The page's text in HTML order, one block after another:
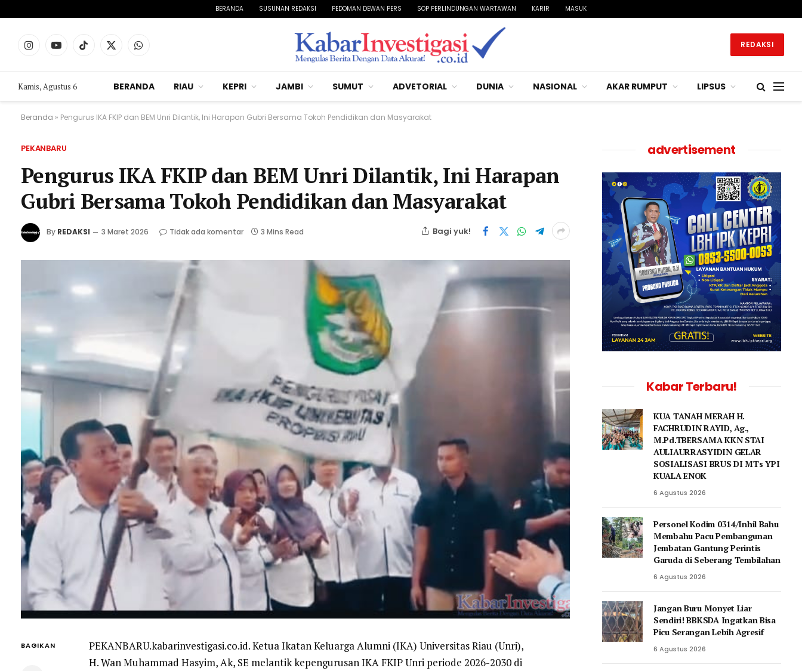
BERANDA SUSUNAN REDAKSI PEDOMAN DEWAN PERS SOP PERLINDUNGAN WARTAWAN KARIR MASUK
InstagramYouTubeTikTokX
WhatsApp REDAKSI
Kamis, Agustus 6 BERANDA RIAU KEPRI JAMBI SUMUT ADVETORIAL DUNIA NASIONAL AKAR RUMPUT LIPSUS
Beranda » Pengurus IKA FKIP dan BEM Unri Dilantik, Ini Harapan Gubri Bersama Tokoh Pendidikan dan Masyarakat
PEKANBARU
Pengurus IKA FKIP dan BEM Unri Dilantik, Ini Harapan
Gubri Bersama Tokoh Pendidikan dan Masyarakat
By REDAKSI 3 Maret 2026 Tidak ada komentar 3 Mins Read Bagi yuk!
BAGIKAN
PEKANBARU.kabarinvestigasi.co.id. Ketua Ikatan Keluarga Alumni (IKA) Universitas Riau (Unri),
H. Wan Muhammad Hasyim, Ak, SE melantik kepengurusan IKA FKIP Unri periode 2026-2030 di
advertisement
Kabar Terbaru!
KUA TANAH MERAH H.
FACHRUDIN RAYID, Ag.,
M.Pd.TBERSAMA KKN STAI
AULIAURRASYIDIN GELAR
SOSIALISASI BRUS DI MTs YPI
KUALA ENOK
6 Agustus 2026
Personel Kodim 0314/Inhil Bahu
Membahu Pacu Pembangunan
Jembatan Gantung Perintis
Garuda di Seberang Tembilahan
6 Agustus 2026
Jangan Buru Monyet Liar
Sendiri! BBKSDA Ingatkan Bisa
Picu Serangan Lebih Agresif
6 Agustus 2026